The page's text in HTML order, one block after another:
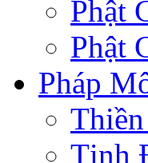
Phật
Phật
Pháp
Tịnh